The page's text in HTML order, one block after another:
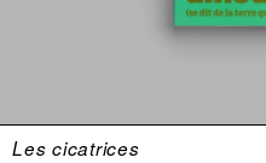
Les cicatrices